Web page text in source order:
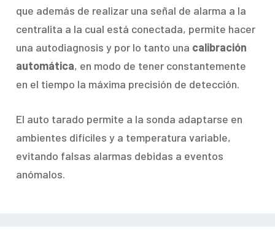
que además de realizar una señal de alarma a la
centralita a la cual está conectada, permite hacer
una autodiagnosis y por lo tanto una calibración
automática, en modo de tener constantemente
en el tiempo la máxima precisión de detección.
El auto tarado permite a la sonda adaptarse en
ambientes difíciles y a temperatura variable,
evitando falsas alarmas debidas a eventos
anómalos.